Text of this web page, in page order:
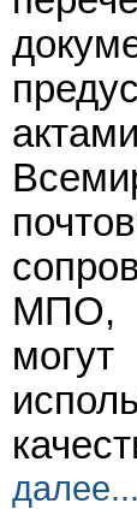
актами
МПО,
могут
далее...